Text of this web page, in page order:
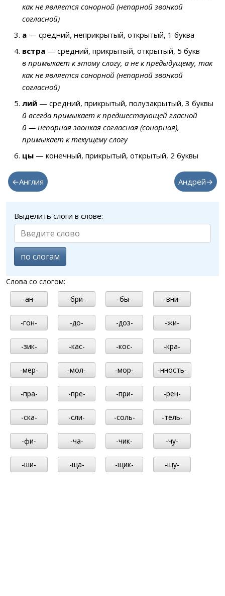
как не является сонорной (непарной звонкой
согласной)
а — средний, неприкрытый, открытый, 1 буква
встра — средний, прикрытый, открытый, 5 букв
в примыкает к этому слогу, а не к предыдущему, так
как не является сонорной (непарной звонкой
согласной)
лий — средний, прикрытый, полузакрытый, 3 буквы
й всегда примыкает к предшествующей гласной
й — непарная звонкая согласная (сонорная),
примыкает к текущему слогу
цы — конечный, прикрытый, открытый, 2 буквы
←Англия Андрей→
Выделить слоги в слове:
по слогам
Слова со слогом:
-ан-
-бри- -бы- -вни-
-гон- -до- -доз- -жи-
-зик- -кас- -кос- -кра-
-мер- -мол- -мор- -нность-
-пра- -пре- -при- -рен-
-ска- -сли- -соль- -тель-
-фи- -ча- -чик- -чу-
-ши- -ща- -щик- -щу-